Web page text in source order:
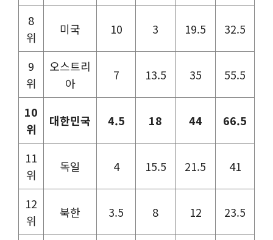
8
위
미국 10 3 19.5 32.5
9
위
오스트리
아
7 13.5 35 55.5
10
위
대한민국 4.5 18 44 66.5
11
위
독일 4 15.5 21.5 41
12
위
북한 3.5 8 12 23.5